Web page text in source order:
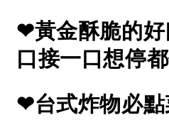
❤黃金酥脆的
口接一口想停
❤台式炸物必